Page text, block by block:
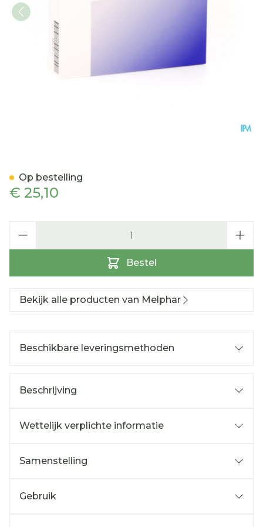
€ 25,10
Bestel
Op bestelling
Bekijk alle producten van Melphar
Beschikbare leveringsmethoden
Beschrijving
Wettelijk verplichte informatie
Samenstelling
Gebruik